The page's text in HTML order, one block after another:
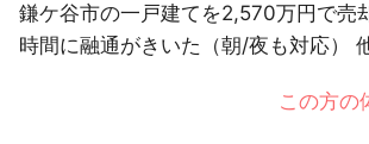
鎌ケ谷市の一戸建てを2,570万円で売
時間に融通がきいた（朝/夜も対応）
この方の